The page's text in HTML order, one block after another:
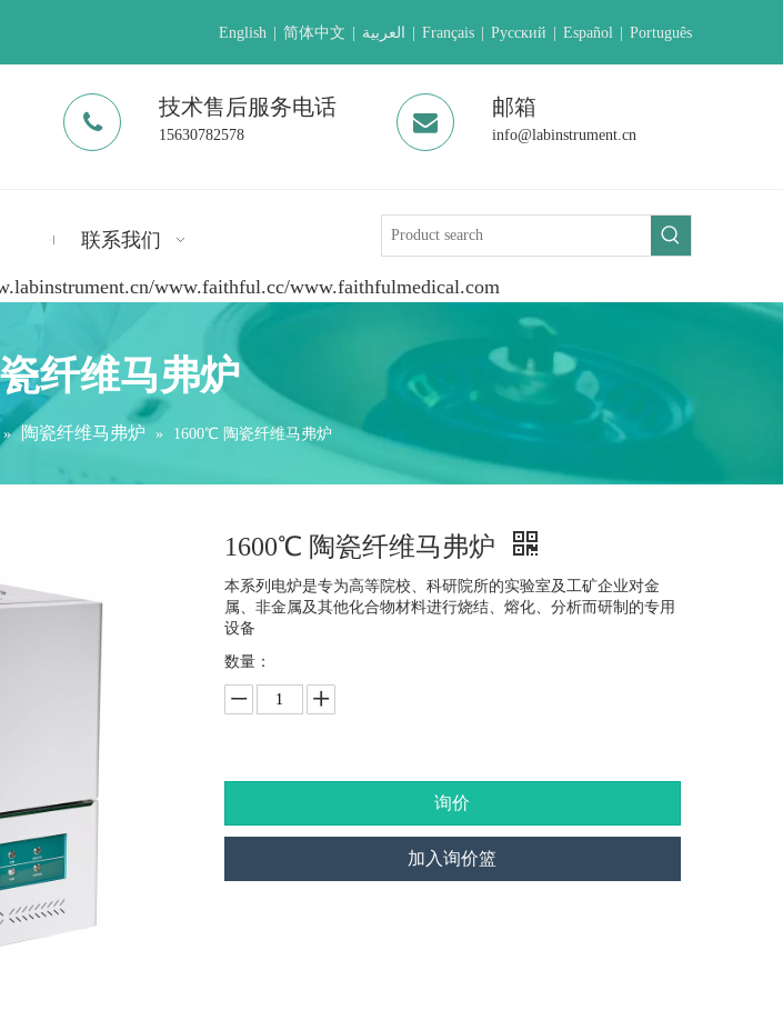
English 简体中文 العربية Français Pусский Español Português
技术售后服务电话
15630782578
邮箱
info@labinstrument.cn
联系我们
www.faithful.cc/www.faithfulmedical.com
纤维马弗炉
» 陶瓷纤维马弗炉 » 1600℃ 陶瓷纤维马弗炉
1600℃ 陶瓷纤维马弗炉
本系列电炉是专为高等院校、科研院所的实验室及工矿企业对金
属、非金属及其他化合物材料进行烧结、熔化、分析而研制的专用
设备
数量：
询价
加入询价篮